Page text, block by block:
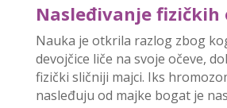
Nasleđivanje fizičkih
Nauka je otkrila razlog zbog
devojčice liče na svoje očeve,
fizički sličniji majci. Iks
nasleđuju od majke bogat je